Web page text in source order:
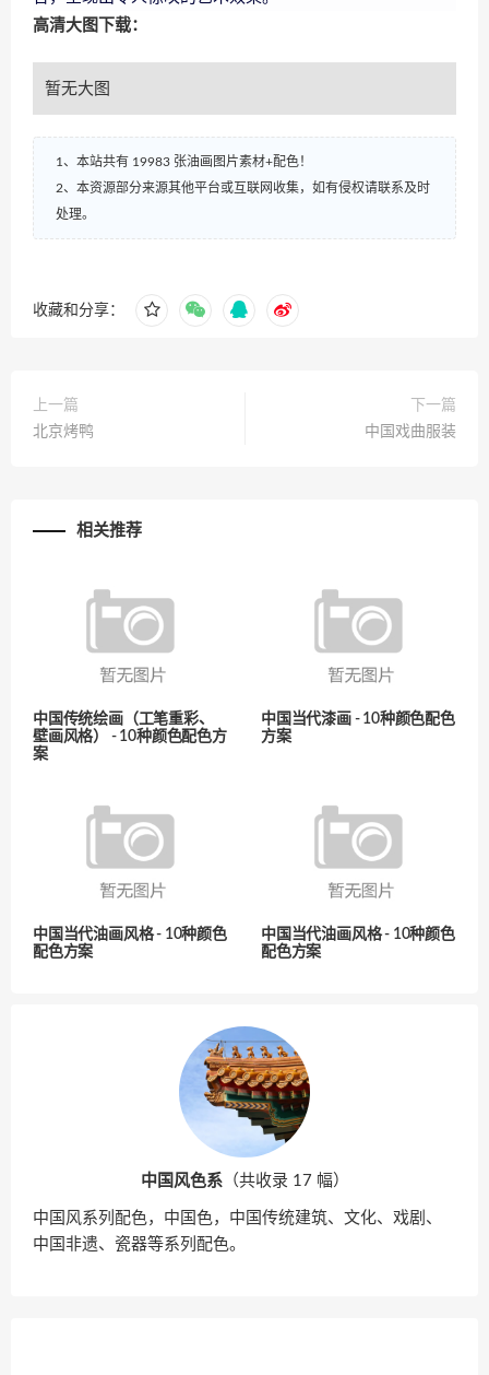
高清大图下载：
暂无大图
1、本站共有 19983 张油画图片素材+配色！
2、本资源部分来源其他平台或互联网收集，如有侵权请联系及时
处理。
收藏和分享：
上一篇
北京烤鸭
下一篇
中国戏曲服装
相关推荐
中国传统绘画（工笔重彩、
壁画风格） - 10种颜色配色方
案
中国当代漆画 - 10种颜色配色
方案
中国当代油画风格 - 10种颜色
配色方案
中国当代油画风格 - 10种颜色
配色方案
中国风色系（共收录 17 幅）
中国风系列配色，中国色，中国传统建筑、文化、戏剧、
中国非遗、瓷器等系列配色。